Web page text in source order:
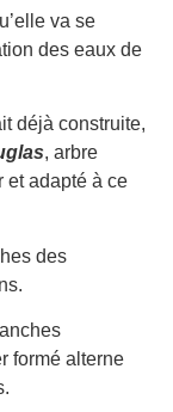
va se
des eaux de
déjà construite,
, arbre
et adapté à ce
des
formé alterne